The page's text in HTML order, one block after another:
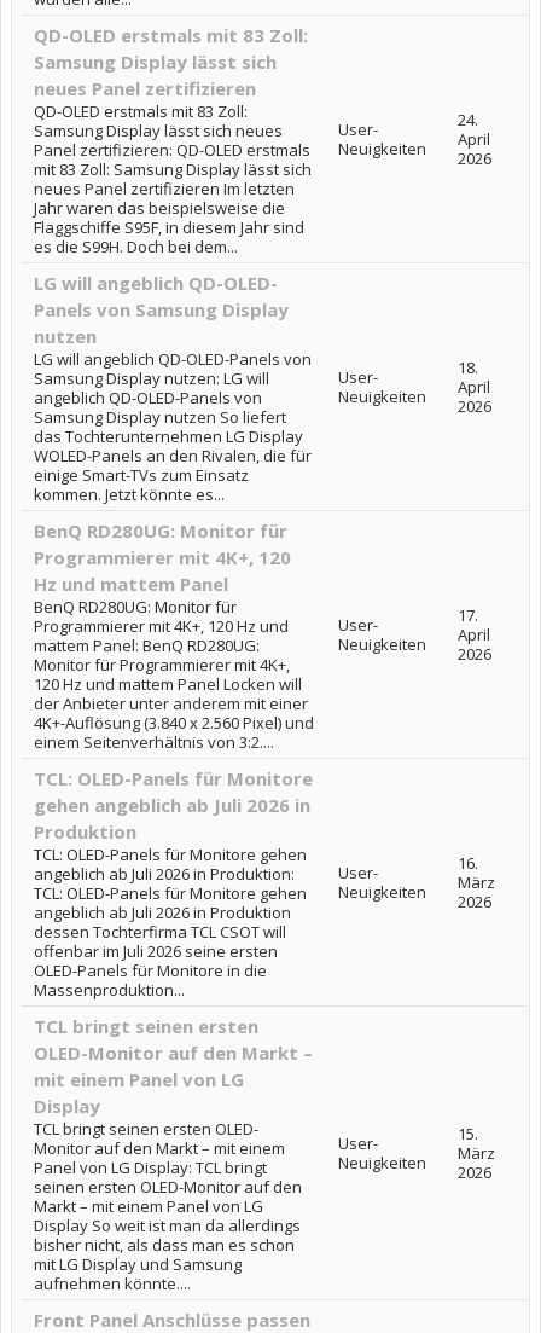
QD-OLED erstmals mit 83 Zoll:
Samsung Display lässt sich
neues Panel zertifizieren
QD-OLED erstmals mit 83 Zoll:
Samsung Display lässt sich neues
Panel zertifizieren: QD-OLED erstmals
mit 83 Zoll: Samsung Display lässt sich
neues Panel zertifizieren Im letzten
Jahr waren das beispielsweise die
Flaggschiffe S95F, in diesem Jahr sind
es die S99H. Doch bei dem...
User-
Neuigkeiten
24.
April
2026
LG will angeblich QD-OLED-
Panels von Samsung Display
nutzen
LG will angeblich QD-OLED-Panels von
Samsung Display nutzen: LG will
angeblich QD-OLED-Panels von
Samsung Display nutzen So liefert
das Tochterunternehmen LG Display
WOLED-Panels an den Rivalen, die für
einige Smart-TVs zum Einsatz
kommen. Jetzt könnte es...
User-
Neuigkeiten
18.
April
2026
BenQ RD280UG: Monitor für
Programmierer mit 4K+, 120
Hz und mattem Panel
BenQ RD280UG: Monitor für
Programmierer mit 4K+, 120 Hz und
mattem Panel: BenQ RD280UG:
Monitor für Programmierer mit 4K+,
120 Hz und mattem Panel Locken will
der Anbieter unter anderem mit einer
4K+-Auflösung (3.840 x 2.560 Pixel) und
einem Seitenverhältnis von 3:2....
User-
Neuigkeiten
17.
April
2026
TCL: OLED-Panels für Monitore
gehen angeblich ab Juli 2026 in
Produktion
TCL: OLED-Panels für Monitore gehen
angeblich ab Juli 2026 in Produktion:
TCL: OLED-Panels für Monitore gehen
angeblich ab Juli 2026 in Produktion
dessen Tochterfirma TCL CSOT will
offenbar im Juli 2026 seine ersten
OLED-Panels für Monitore in die
Massenproduktion...
User-
Neuigkeiten
16.
März
2026
TCL bringt seinen ersten
OLED-Monitor auf den Markt –
mit einem Panel von LG
Display
TCL bringt seinen ersten OLED-
Monitor auf den Markt – mit einem
Panel von LG Display: TCL bringt
seinen ersten OLED-Monitor auf den
Markt – mit einem Panel von LG
Display So weit ist man da allerdings
bisher nicht, als dass man es schon
mit LG Display und Samsung
aufnehmen könnte....
User-
Neuigkeiten
15.
März
2026
Front Panel Anschlüsse passen